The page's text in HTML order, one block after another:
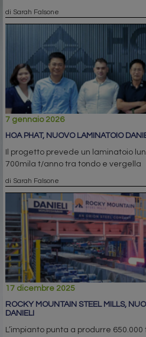
di Sarah Falsone
7 gennaio 2026
HOA PHAT, NUOVO LAMINATOIO
Il progetto prevede un laminatoio
700mila t/anno tra tondo e vergella
di Sarah Falsone
17 dicembre 2025
ROCKY MOUNTAIN STEEL MILLS,
DANIELI
L’impianto punta a produrre